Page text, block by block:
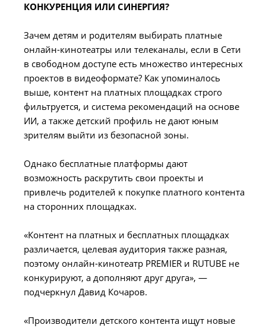
КОНКУРЕНЦИЯ ИЛИ СИНЕРГИЯ?
Зачем детям и родителям выбирать платные
онлайн-кинотеатры или телеканалы, если в Сети
в свободном доступе есть множество интересных
проектов в видеоформате? Как упоминалось
выше, контент на платных площадках строго
фильтруется, и система рекомендаций на основе
ИИ, а также детский профиль не дают юным
зрителям выйти из безопасной зоны.
Однако бесплатные платформы дают
возможность раскрутить свои проекты и
привлечь родителей к покупке платного контента
на сторонних площадках.
«Контент на платных и бесплатных площадках
различается, целевая аудитория также разная,
поэтому онлайн-кинотеатр PREMIER и RUTUBE не
конкурируют, а дополняют друг друга», —
подчеркнул Давид Кочаров.
«Производители детского контента ищут новые